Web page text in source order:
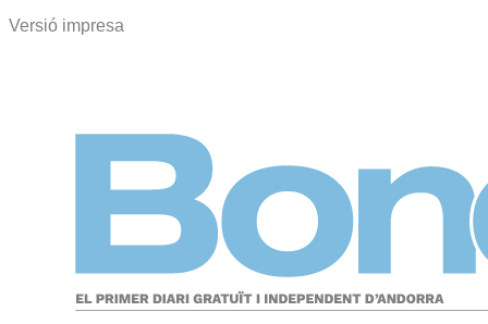
Versió impresa